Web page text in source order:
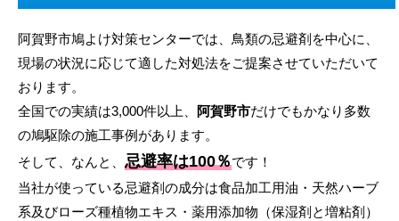
阿賀野市鳩よけ対策センターでは、鳥類の忌避剤を中心に、
現場の状況に応じて適した対処法をご提案させていただいて
おります。
全国での実績は3,000件以上、
阿賀野市だけでもかなり多数
の鳩駆除の施工事例があります。
そして、なんと、 忌避率は100％です！
当社が使っている忌避剤の成分は食品加工用油・天然ハーブ
系及びローズ種植物エキス・薬用添加物（保湿剤と増粘剤）